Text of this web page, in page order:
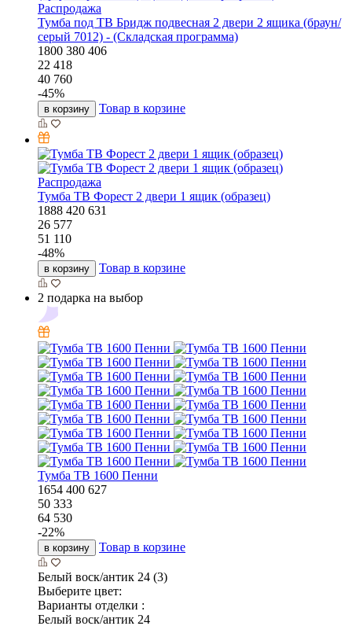
Распродажа
Тумба под ТВ Бридж подвесная 2 двери 2 ящика (браун/
серый 7012) - (Складская программа)
1800 380 406
22 418
40 760
-45%
в корзину Товар в корзине
Распродажа
Тумба ТВ Форест 2 двери 1 ящик (образец)
1888 420 631
26 577
51 110
-48%
в корзину Товар в корзине
2 подарка на выбор
Тумба ТВ 1600 Пенни
1654 400 627
50 333
64 530
-22%
в корзину Товар в корзине
Белый воск/антик 24 (3)
Выберите цвет:
Варианты отделки :
Белый воск/антик 24